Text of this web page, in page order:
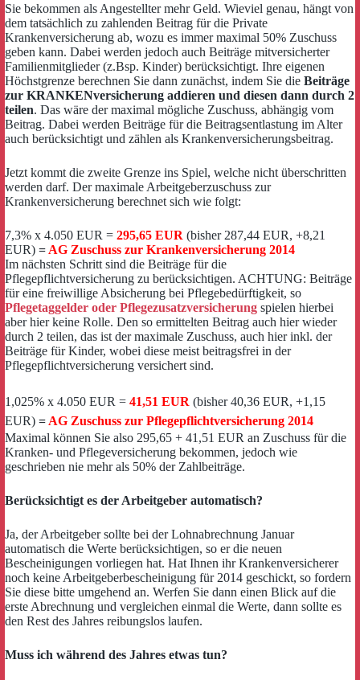
Sie bekommen als Angestellter mehr Geld. Wieviel genau, hängt von
dem tatsächlich zu zahlenden Beitrag für die Private
Krankenversicherung ab, wozu es immer maximal 50% Zuschuss
geben kann. Dabei werden jedoch auch Beiträge mitversicherter
Familienmitglieder (z.Bsp. Kinder) berücksichtigt. Ihre eigenen
Höchstgrenze berechnen Sie dann zunächst, indem Sie die Beiträge
zur KRANKENversicherung addieren und diesen dann durch 2
teilen. Das wäre der maximal mögliche Zuschuss, abhängig vom
Beitrag. Dabei werden Beiträge für die Beitragsentlastung im Alter
auch berücksichtigt und zählen als Krankenversicherungsbeitrag.
Jetzt kommt die zweite Grenze ins Spiel, welche nicht überschritten
werden darf. Der maximale Arbeitgeberzuschuss zur
Krankenversicherung berechnet sich wie folgt:
7,3% x 4.050 EUR = 295,65 EUR (bisher 287,44 EUR, +8,21
EUR) = AG Zuschuss zur Krankenversicherung 2014
Im nächsten Schritt sind die Beiträge für die
Pflegepflichtversicherung zu berücksichtigen. ACHTUNG: Beiträge
für eine freiwillige Absicherung bei Pflegebedürftigkeit, so
Pflegetaggelder oder Pflegezusatzversicherung spielen hierbei
aber hier keine Rolle. Den so ermittelten Beitrag auch hier wieder
durch 2 teilen, das ist der maximale Zuschuss, auch hier inkl. der
Beiträge für Kinder, wobei diese meist beitragsfrei in der
Pflegepflichtversicherung versichert sind.
1,025% x 4.050 EUR = 41,51 EUR (bisher 40,36 EUR, +1,15
EUR) = AG Zuschuss zur Pflegepflichtversicherung 2014
Maximal können Sie also 295,65 + 41,51 EUR an Zuschuss für die
Kranken- und Pflegeversicherung bekommen, jedoch wie
geschrieben nie mehr als 50% der Zahlbeiträge.
Berücksichtigt es der Arbeitgeber automatisch?
Ja, der Arbeitgeber sollte bei der Lohnabrechnung Januar
automatisch die Werte berücksichtigen, so er die neuen
Bescheinigungen vorliegen hat. Hat Ihnen ihr Krankenversicherer
noch keine Arbeitgeberbescheinigung für 2014 geschickt, so fordern
Sie diese bitte umgehend an. Werfen Sie dann einen Blick auf die
erste Abrechnung und vergleichen einmal die Werte, dann sollte es
den Rest des Jahres reibungslos laufen.
Muss ich während des Jahres etwas tun?